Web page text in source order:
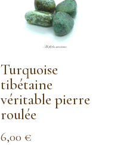
Turquoise
tibétaine
véritable pierre
roulée
6,00€